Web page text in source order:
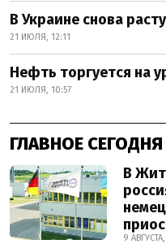
В Украине снова
21 ИЮЛЯ, 12:11
Нефть торгуется на
21 ИЮЛЯ, 10:57
ГЛАВНОЕ СЕГОДНЯ
В
9